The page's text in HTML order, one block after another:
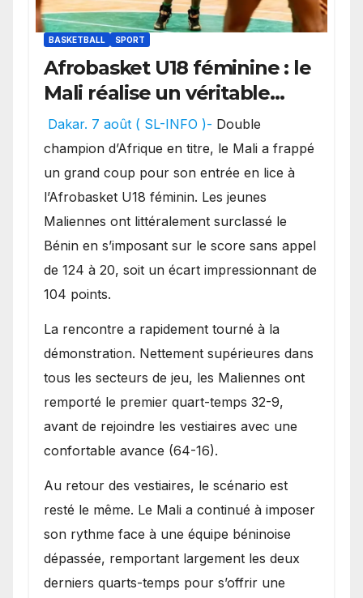
BASKETBALL SPORT
Afrobasket U18 féminine : le
Mali réalise un véritable
festival offensif et inflige
une lourde défaite au
Bénin.
Dakar. 7 août ( SL-INFO )- Double
champion d’Afrique en titre, le Mali a frappé
un grand coup pour son entrée en lice à
l’Afrobasket U18 féminin. Les jeunes
Maliennes ont littéralement surclassé le
Bénin en s’imposant sur le score sans appel
de 124 à 20, soit un écart impressionnant de
104 points.
La rencontre a rapidement tourné à la
démonstration. Nettement supérieures dans
tous les secteurs de jeu, les Maliennes ont
remporté le premier quart-temps 32-9,
avant de rejoindre les vestiaires avec une
confortable avance (64-16).
Au retour des vestiaires, le scénario est
resté le même. Le Mali a continué à imposer
son rythme face à une équipe béninoise
dépassée, remportant largement les deux
derniers quarts-temps pour s’offrir une